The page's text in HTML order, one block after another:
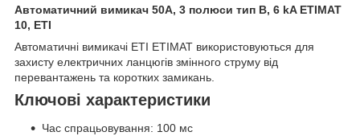
Автоматичний вимикач 50A, 3 полюси тип B, 6 kA ETIMAT
10, ETI
Автоматичні вимикачі ETI ETIMAT використовуються для
захисту електричних ланцюгів змінного струму від
перевантажень та коротких замикань.
Ключові характеристики
Час спрацьовування: 100 мс